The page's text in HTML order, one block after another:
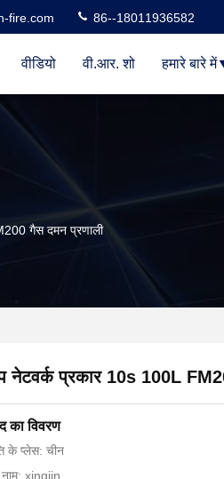
fire.com 86--18011936582
वीडियो वी.आर. शो हमारे बारे में
गैस दमन प्रणाली
नेटवर्क प्रकार 10s 100L
का विवरण
के प्लेस: चीन
नाम: xingjin